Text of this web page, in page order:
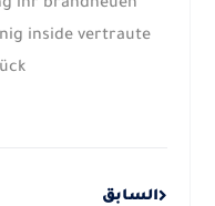
ihr brandneuen
inside vertraute
السابق